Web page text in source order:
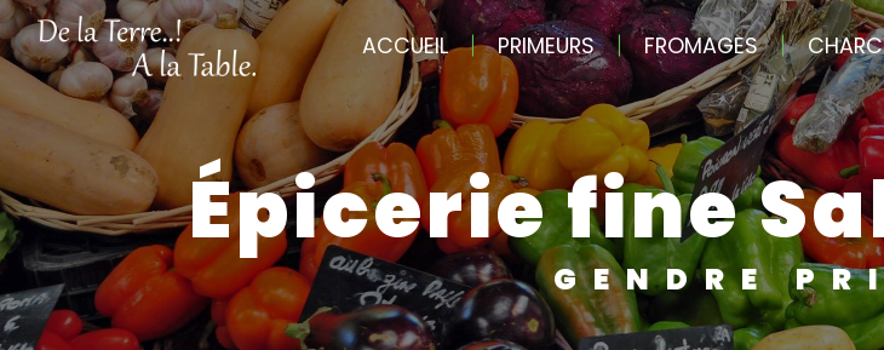
ACCUEIL PRIMEURS FROMAGES
épicerie fine
GENDRE
Panneau de gestion des cookies